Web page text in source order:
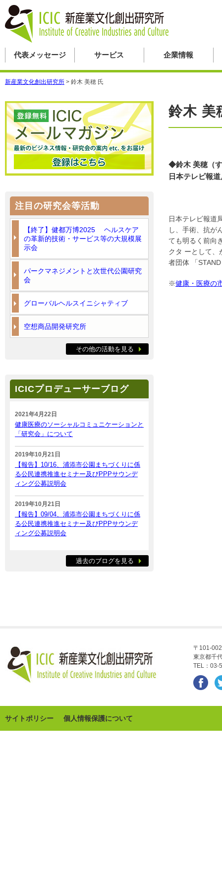
代表メッセージ サービス 企業情報
新産業文化創出研究所 > 鈴木 美穂 氏
鈴木 美
◆鈴木 美穂（
日本テレビ報
日本テレビ報道
し、手術、抗が
ても明るく前向
クタ ーとして、
者団体 「
※健康・医療の
注目の研究会等活動
【終了】健都万博2025 ヘルスケア
の革新的技術・サービス等の大規模展
示会
パークマネジメントと次世代公園研究
会
グローバルヘルスイニシャティブ
空想商品開発研究所
その他の活動を見る
ICICプロデューサーブログ
2021年4月22日
健康医療のソーシャルコミュニケーションと
「研究会」について
2019年10月21日
【報告】10/16、浦添市公園まちづくりに係
る公民連携推進セミナー及びPPPサウンデ
ィング公募説明会
2019年10月21日
【報告】09/04、浦添市公園まちづくりに係
る公民連携推進セミナー及びPPPサウンデ
ィング公募説明会
過去のブログを見る
〒101-
東京都千
TEL：
サイトポリシー 個人情報保護について